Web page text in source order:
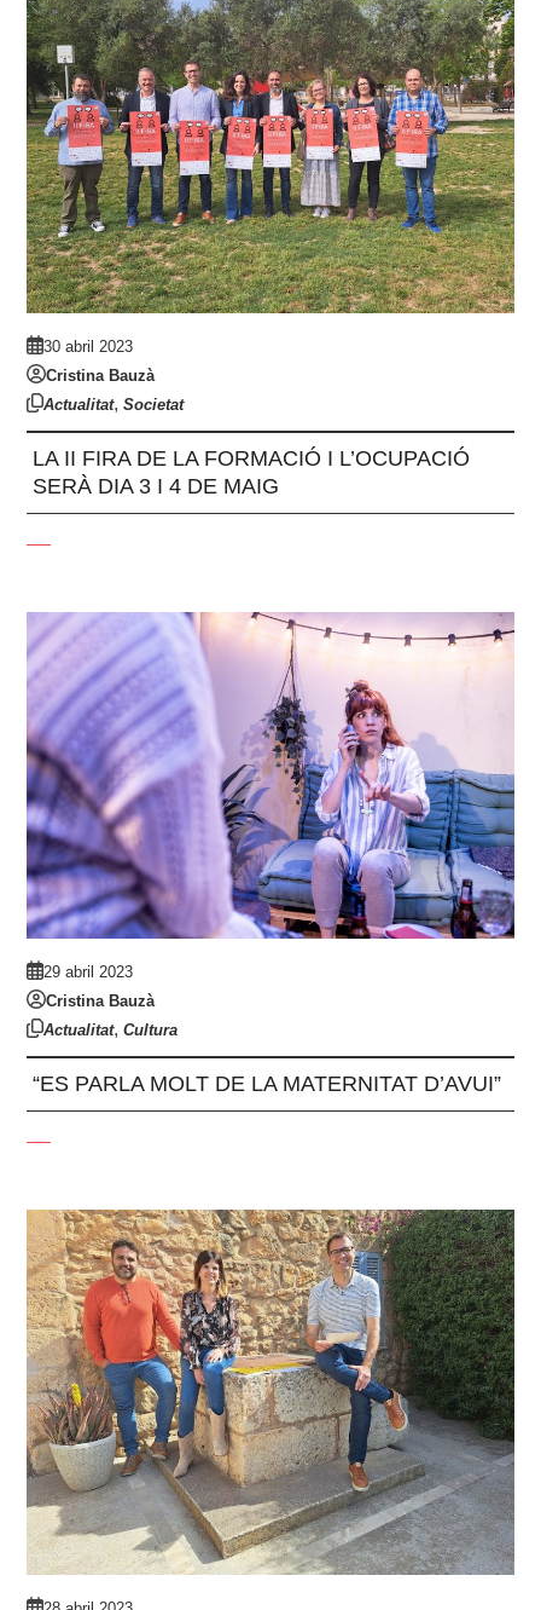
30 abril 2023
Cristina Bauzà
Actualitat,Societat
LA II FIRA DE LA FORMACIÓ I L’OCUPACIÓ
SERÀ DIA 3 I 4 DE MAIG
29 abril 2023
Cristina Bauzà
Actualitat,Cultura
“ES PARLA MOLT DE LA MATERNITAT D’AVUI”